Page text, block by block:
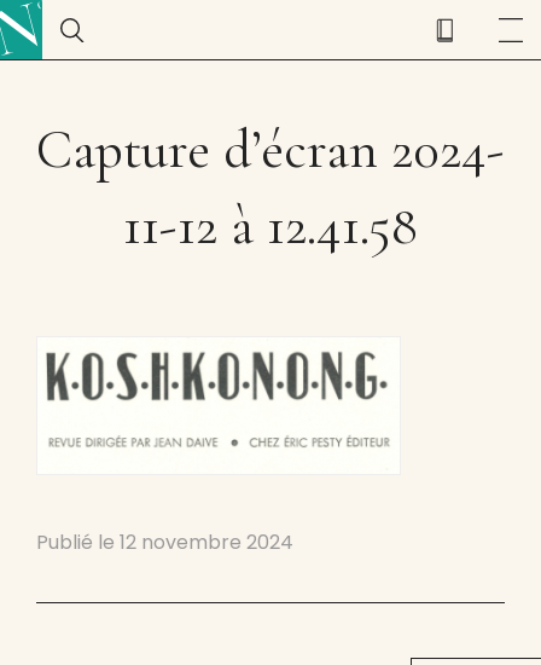
Capture d’écran 2024-
11-12 à 12.41.58
Publié le 12 novembre 2024